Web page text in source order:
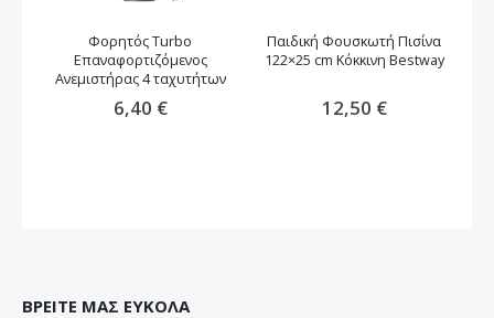
Φορητός Turbo
Επαναφορτιζόμενος
Ανεμιστήρας 4 ταχυτήτων
6,40 €
Παιδική Φουσκωτή Πισίνα
122×25 cm Κόκκινη Bestway
12,50 €
ΒΡΕΙΤΕ ΜΑΣ ΕΥΚΟΛΑ